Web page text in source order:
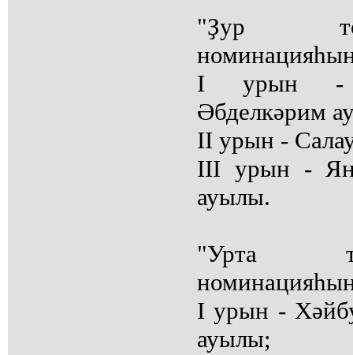
"Ҙур
I урын -
Әбделкәрим
II урын -
III урын -
ауылы.
"Урта
I урын -
ауылы;